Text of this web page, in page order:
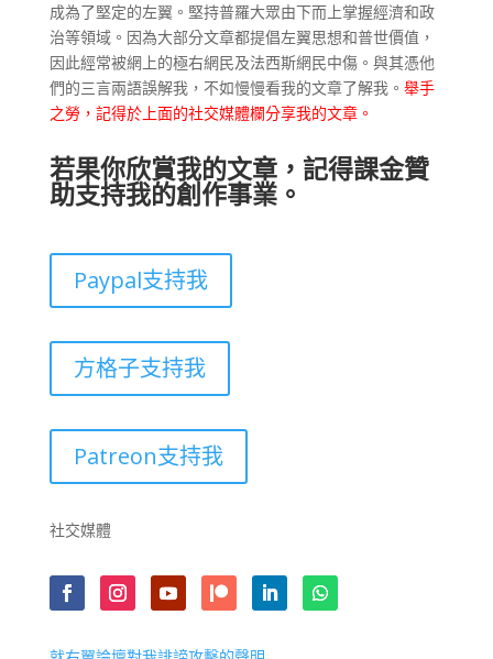
成為了堅定的左翼。堅持普羅大眾由下而上掌握經濟和政
治等領域。因為大部分文章都提倡左翼思想和普世價值，
因此經常被網上的極右網民及法西斯網民中傷。與其憑他
們的三言兩語誤解我，不如慢慢看我的文章了解我。 舉手
之勞，記得於上面的社交媒體欄分享我的文章。
若果你欣賞我的文章，記得課金贊
助支持我的創作事業。
Paypal支持我
方格子支持我
Patreon支持我
社交媒體